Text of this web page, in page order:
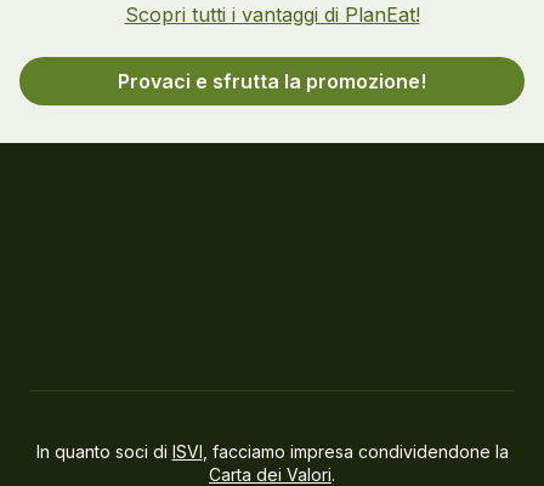
Scopri tutti i vantaggi di PlanEat!
Provaci e sfrutta la promozione!
In quanto soci di ISVI , facciamo impresa condividendone la
Carta dei Valori.